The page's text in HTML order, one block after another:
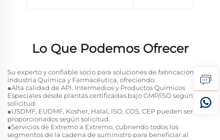
Lo Que Podemos Ofrecer
Su experto y confiable socio para soluciones de fabricación en la
industria Química y Farmacéutica, ofreciendo:
●Alta calidad de API, Intermedios y Productos Químicos
Especiales desde plantas certificadas bajo GMP/ISO según
solicitud.
●USDMF, EUDMF, Kosher, Halal, ISO, COS, CEP pueden ser
proporcionados según solicitud.
●Servicios de Extremo a Extremo, cubriendo todos los
segmentos de la cadena de suministro para beneficiar al